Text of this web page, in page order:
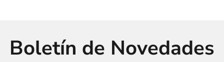
Boletín de Novedades